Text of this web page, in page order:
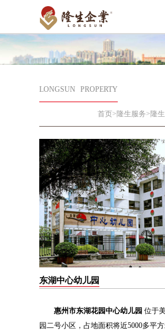
LONGSUN PROPERTY
首页>隆生服务>隆
东湖中心幼儿园
惠州市东湖花园中心幼儿园 位于
园二号小区，占地面积将近5000多平